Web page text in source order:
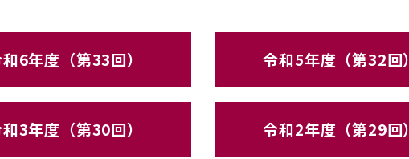
6年度（第33回） 令和5年度（第32回）
3年度（第30回） 令和2年度（第29回）